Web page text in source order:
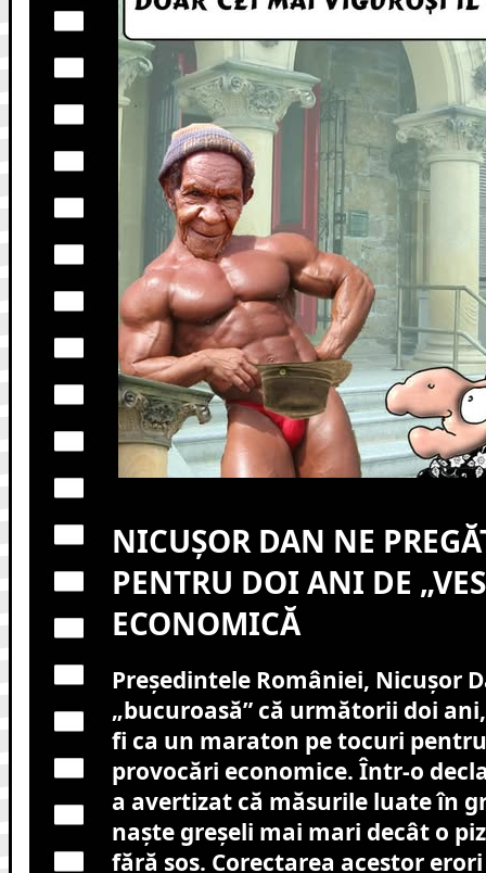
NICUȘOR DAN NE
PENTRU DOI ANI DE
ECONOMICĂ
Președintele României, Nicușor
„bucuroasă” că următorii doi
fi ca un maraton pe tocuri
provocări economice. Într-o
a avertizat că măsurile luate în
naște greșeli mai mari decât o
fără sos. Corectarea acestor